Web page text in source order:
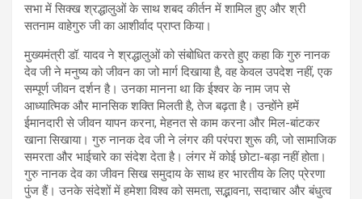
सभा में सिक्ख श्रद्धालुओं के साथ शबद कीर्तन में शामिल हुए और श्री
सतनाम वाहेगुरु जी का आशीर्वाद प्राप्त किया।
मुख्यमंत्री डॉ. यादव ने श्रद्धालुओं को संबोधित करते हुए कहा कि गुरु नानक
देव जी ने मनुष्य को जीवन का जो मार्ग दिखाया है, वह केवल उपदेश नहीं, एक
सम्पूर्ण जीवन दर्शन है। उनका मानना था कि ईश्वर के नाम जप से
आध्यात्मिक और मानसिक शक्ति मिलती है, तेज बढ़ता है। उन्होंने हमें
ईमानदारी से जीवन यापन करना, मेहनत से काम करना और मिल-बांटकर
खाना सिखाया। गुरु नानक देव जी ने लंगर की परंपरा शुरू की, जो सामाजिक
समरता और भाईचारे का संदेश देता है। लंगर में कोई छोटा-बड़ा नहीं होता।
गुरु नानक देव का जीवन सिख समुदाय के साथ हर भारतीय के लिए प्रेरणा
पुंज हैं। उनके संदेशों में हमेशा विश्व को समता, सद्भावना, सदाचार और बंधुत्व